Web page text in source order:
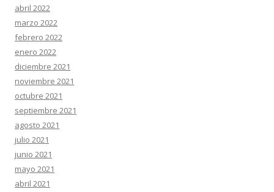
abril 2022
marzo 2022
febrero 2022
enero 2022
diciembre 2021
noviembre 2021
octubre 2021
septiembre 2021
agosto 2021
julio 2021
junio 2021
mayo 2021
abril 2021